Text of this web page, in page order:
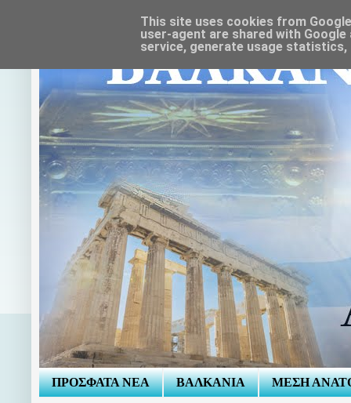
ΠΡΟΣΦΑΤΑ ΝΕΑ ΒΑΛΚΑΝΙΑ ΜΕΣΗ
This site uses cookies from
user-agent are shared with
service, generate usage statistics,